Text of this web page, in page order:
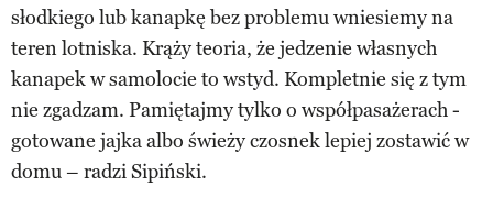
słodkiego lub kanapkę bez problemu wniesiemy na
teren lotniska. Krąży teoria, że jedzenie własnych
kanapek w samolocie to wstyd. Kompletnie się z tym
nie zgadzam. Pamiętajmy tylko o współpasażerach -
gotowane jajka albo świeży czosnek lepiej zostawić w
domu – radzi Sipiński.